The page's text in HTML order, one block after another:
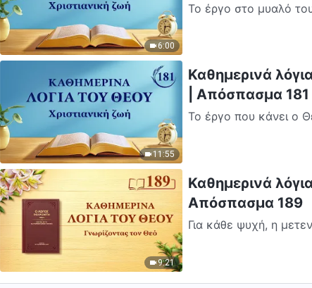
6:00
Το έργο στο μυαλό
11:55
Καθημερινά
| Απόσπασμα 181
Το έργο που κάνει ο
9:21
Καθημερινά
Απόσπασμα 189
Για κάθε ψυχή, η